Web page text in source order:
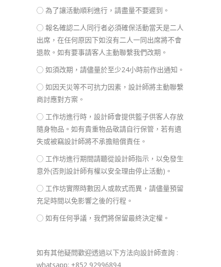
◯ 為了讓活動順利進行，請盡量不要遲到。
◯ 報名確認二人同行者必須確保活動當天是二人
出席，在任何原因下如沒有二人一同出席將不會
退款。如有要事請客人主動聯繫我們改期。
◯ 如須改期，請儘量於至少24小時前作出通知。
◯ 如因天災等不可抗力因素，設計師將主動聯繫
商討應對方案。
◯ 工作坊進行時，設計師會提供籃子供客人存放
隨身物品。如有貴重物品敬請自行保管，若有遺
失或被竊設計師將不承擔賠償責任。
◯ 工作坊進行期間請聽從設計師指示，以免發生
意外(否則設計師有權以安全理由停止活動)。
◯ 工作坊實際時數因人或款式而異，請儘量預留
充足時間以免影響之後的行程。
◯ 如有任何爭議，我們將保留最終決定權。
如有其他疑問歡迎透過以下方法向設計師查詢 :
whatsapp: +852 92996894